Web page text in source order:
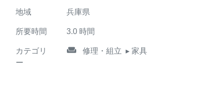
地域 兵庫県
所要時間 3.0 時間
カテゴリ
ー
weekend 修理・組立 ▸ 家具